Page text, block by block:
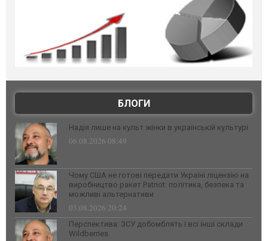
БЛОГИ
Надія лише на культ жінки в українській культурі
06.08.2026 08:49
Чому США не готові передати Україні ліцензію на
виробництво ракет Patriot: політика, безпека та
можливі альтернативи
03.08.2026 20:24
Перспектива: ЗСУ добомблять і всі інші склади
Wildberries